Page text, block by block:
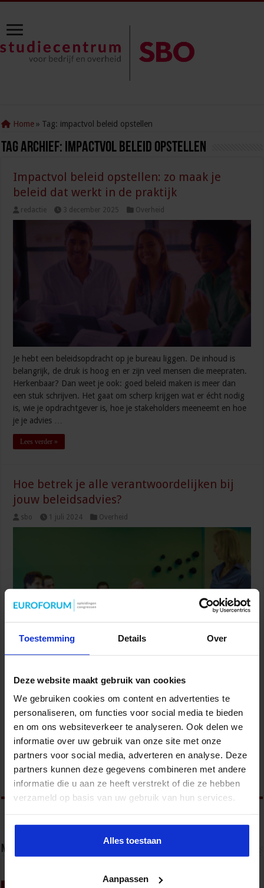
Toestemming Details Over
Deze website maakt gebruik van cookies
We gebruiken cookies om content en advertenties te
personaliseren, om functies voor social media te bieden
en om ons websiteverkeer te analyseren. Ook delen we
informatie over uw gebruik van onze site met onze
partners voor social media, adverteren en analyse. Deze
partners kunnen deze gegevens combineren met andere
informatie die u aan ze heeft verstrekt of die ze hebben
verzameld op basis van uw gebruik van hun services.
Alles toestaan
Aanpassen
Home » Tag: impactvol beleid opstellen
Tag Archief: impactvol beleid opstellen
Impactvol beleid opstellen: zo maak je
beleid dat werkt in de praktijk
redactie 3 december 2025 Overheid
Je hebt een beleidsopdracht op je bureau liggen. De inhoud is
belangrijk, de druk is hoog en er zijn veel mensen die meepraten.
Herkenbaar? Dan weet je ook: goed beleid maken is meer dan
een stuk schrijven. Het gaat om scherp krijgen wat er écht nodig
is, wie je opdrachtgever is, hoe je stakeholders meeneemt en hoe
je je advies …
Lees verder »
Hoe betrek je alle verantwoordelijken bij
jouw beleidsadvies?
sbo 1 juli 2024 Overheid
is voor wie en wat je beleidsadvies schrijft, kan het lastig zijn.
Voortgezet Onderwijs Amsterdam-Diemen, ervaarde deze
moeilijkheden ook. Zij bracht dit als casus in tijdens de opleiding
Impactvol beleid opstellen. Wat heeft dit voor inzichten gegeven?
De functie van beleidsmedewerker Mildred: “Ik heb twaalf jaar in
het …
Lees verder »
Nieuwsbrief